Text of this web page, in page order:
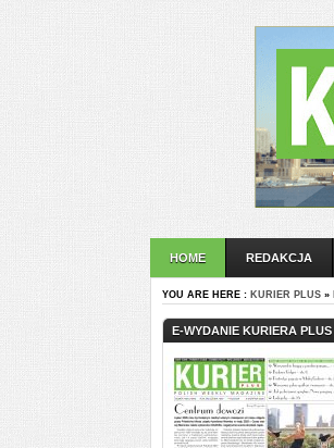
HOME REDAKCJA
YOU ARE HERE : KURIER PLUS »
E-WYDANIE KURIERA PLUS